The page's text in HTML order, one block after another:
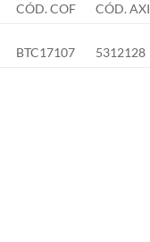
CÓD. COF CÓD. AXI
BTC17107 5312128